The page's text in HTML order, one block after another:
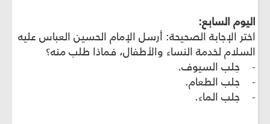
اليوم السابع:
اختر الإجابة الصحيحة: أرسل الإمام الحسين العباس عليه
السلام لخدمة النساء والأطفال، فماذا طلب منه؟
- جلب السيوف.
- جلب الطعام.
- جلب الماء.